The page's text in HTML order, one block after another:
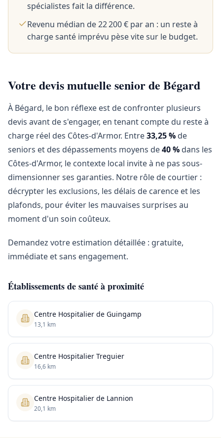
spécialistes fait la différence.
Revenu médian de 22 200 € par an : un reste à
charge santé imprévu pèse vite sur le budget.
Votre devis mutuelle senior de Bégard
À Bégard, le bon réflexe est de confronter plusieurs
devis avant de s'engager, en tenant compte du reste à
charge réel des Côtes-d'Armor. Entre33,25 % de
seniors et des dépassements moyens de40 % dans les
Côtes-d'Armor, le contexte local invite à ne pas sous-
dimensionner ses garanties. Notre rôle de courtier :
décrypter les exclusions, les délais de carence et les
plafonds, pour éviter les mauvaises surprises au
moment d'un soin coûteux.
Demandez votre estimation détaillée : gratuite,
immédiate et sans engagement.
Établissements de santé à proximité
Centre Hospitalier de Guingamp
13,1 km
Centre Hospitalier Treguier
16,6 km
Centre Hospitalier de Lannion
20,1 km